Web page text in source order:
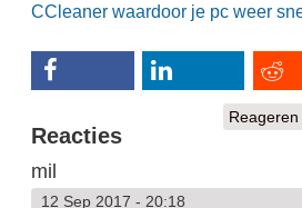
CCleaner waardoor je pc weer
Reageren
Reacties
mil
12 Sep 2017 - 20:18